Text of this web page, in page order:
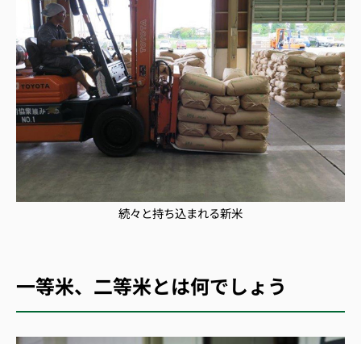
続々と持ち込まれる新米
一等米、二等米とは何でしょう